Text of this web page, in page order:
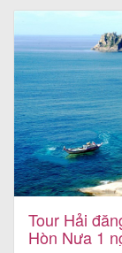
Về
Quy
Nhơn
Tourist
Cảm
nhận
Tour Hải
Hòn Nưa 1